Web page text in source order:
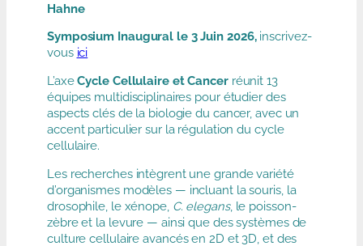
Hahne
Symposium Inaugural le 3 Juin 2026, inscrivez-
vous ici
L’axeCycle Cellulaire et Cancerréunit 13
équipes multidisciplinaires pour étudier des
aspects clés de la biologie du cancer, avec un
accent particulier sur la régulation du cycle
cellulaire.
Les recherches intègrent une grande variété
d’organismes modèles — incluant la souris, la
drosophile, le xénope, C. elegans, le poisson-
zèbre et la levure — ainsi que des systèmes de
culture cellulaire avancés en 2D et 3D, et des